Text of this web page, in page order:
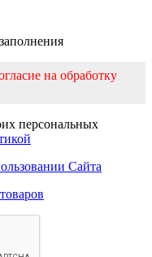
на обработку
персональных
Сайта